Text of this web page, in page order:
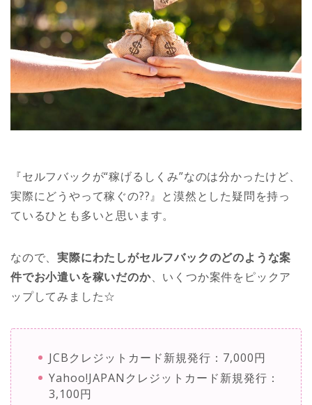
『セルフバックが“稼げるしくみ”なのは分かったけど、
実際にどうやって稼ぐの??』と漠然とした疑問を持っ
ているひとも多いと思います。
なので、実際にわたしがセルフバックのどのような案
件でお小遣いを稼いだのか、いくつか案件をピックア
ップしてみました☆
JCBクレジットカード新規発行：7,000円
Yahoo!JAPANクレジットカード新規発行：
3,100円